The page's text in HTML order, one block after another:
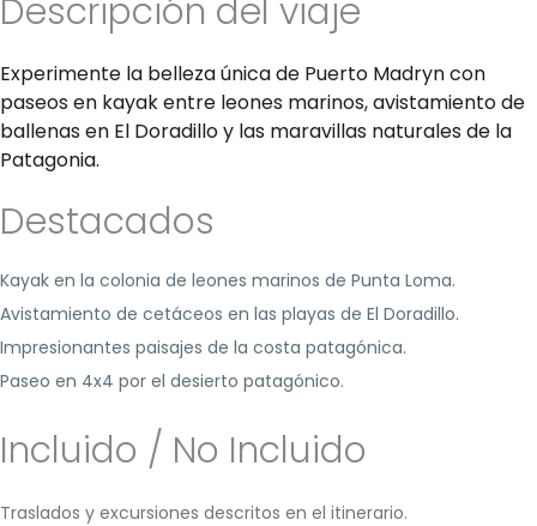
Descripción del viaje
Experimente la belleza única de Puerto Madryn con
paseos en kayak entre leones marinos, avistamiento de
ballenas en El Doradillo y las maravillas naturales de la
Patagonia.
Destacados
Kayak en la colonia de leones marinos de Punta Loma.
Avistamiento de cetáceos en las playas de El Doradillo.
Impresionantes paisajes de la costa patagónica.
Paseo en 4x4 por el desierto patagónico.
Incluido / No Incluido
Traslados y excursiones descritos en el itinerario.